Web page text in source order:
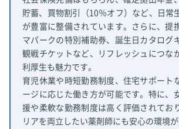
貯蓄、買物割引（10％オフ）など、日常
が豊富に整備されています。さらに、提
マパークの特別補助券、誕生日カタログ
観戦チケットなど、リフレッシュにつな
利厚生も魅力です。
育児休業や時短勤務制度、住宅サポート
ージに応じた働き方が可能です。特に、
援や柔軟な勤務制度は高く評価されてお
リアを両立したい薬剤師にも安心の環境が